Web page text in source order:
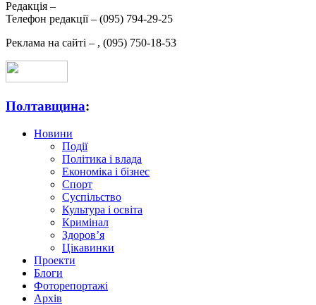
Редакція –
Телефон редакції – (095) 794-29-25
Реклама на сайті – , (095) 750-18-53
Полтавщина:
Новини
Події
Політика і влада
Економіка і бізнес
Спорт
Суспільство
Культура і освіта
Кримінал
Здоров’я
Цікавинки
Проекти
Блоги
Фоторепортажі
Архів